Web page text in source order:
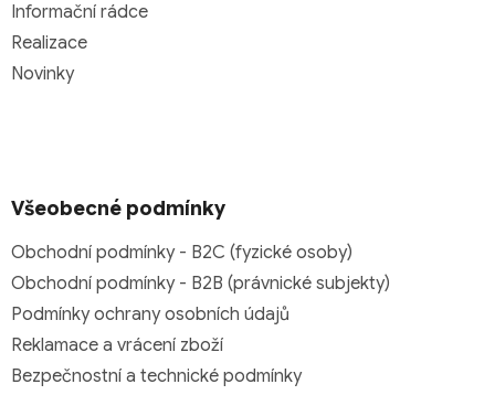
Informační rádce
Realizace
Novinky
Všeobecné podmínky
Obchodní podmínky - B2C (fyzické osoby)
Obchodní podmínky - B2B (právnické subjekty)
Podmínky ochrany osobních údajů
Reklamace a vrácení zboží
Bezpečnostní a technické podmínky